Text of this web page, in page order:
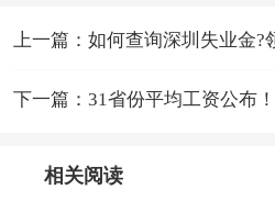
上一篇：如何查询深圳失业金?
下一篇：31省份平均工资公布！
相关阅读